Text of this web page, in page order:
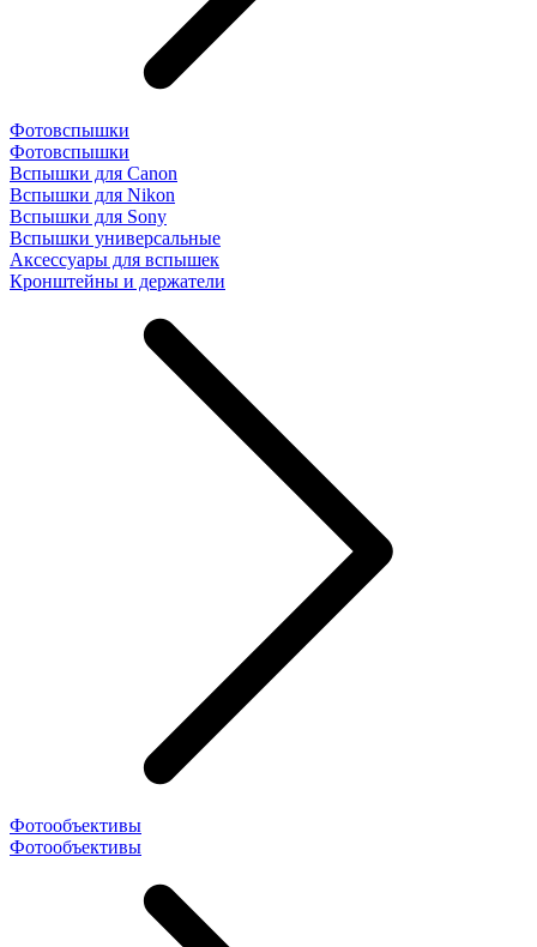
Фотовспышки
Фотовспышки
Вспышки для Canon
Вспышки для Nikon
Вспышки для Sony
Вспышки универсальные
Аксесcуары для вспышек
Кронштейны и держатели
Фотообъективы
Фотообъективы